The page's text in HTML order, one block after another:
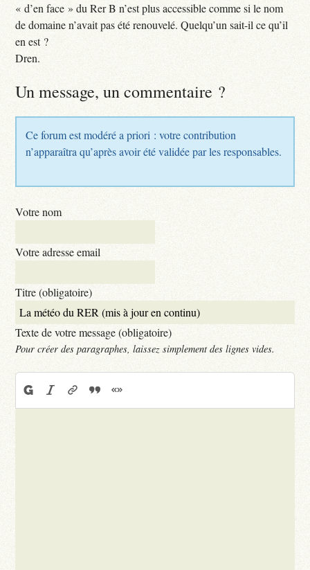
« d’en face » du Rer B n’est plus accessible comme si le nom
de domaine n’avait pas été renouvelé. Quelqu’un sait-il ce qu’il
en est ?
Dren.
Un message, un commentaire ?
Ce forum est modéré a priori : votre contribution
n’apparaîtra qu’après avoir été validée par les responsables.
Votre nom
Votre adresse email
Titre (obligatoire)
Texte de votre message (obligatoire)
Pour créer des paragraphes, laissez simplement des lignes vides.